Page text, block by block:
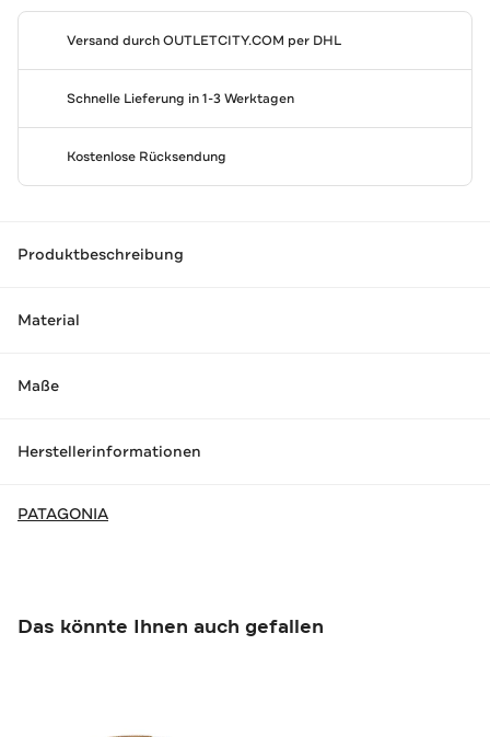
Versand durchOUTLETCITY.COM per DHL
Schnelle Lieferung in 1-3 Werktagen
Kostenlose Rücksendung
Produktbeschreibung
Material
Maße
Herstellerinformationen
PATAGONIA
Das könnte Ihnen auch gefallen